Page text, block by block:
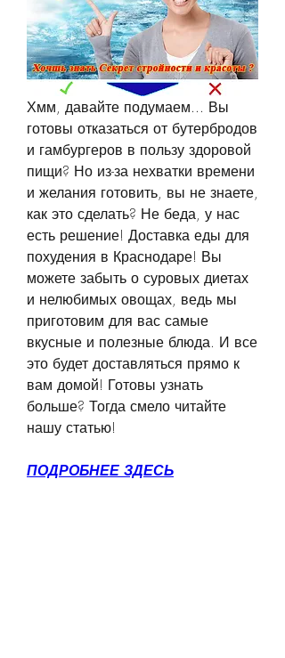
Хмм, давайте подумаем... Вы
готовы отказаться от бутербродов
и гамбургеров в пользу здоровой
пищи? Но из-за нехватки времени
и желания готовить, вы не знаете,
как это сделать? Не беда, у нас
есть решение! Доставка еды для
похудения в Краснодаре! Вы
можете забыть о суровых диетах
и нелюбимых овощах, ведь мы
приготовим для вас самые
вкусные и полезные блюда. И все
это будет доставляться прямо к
вам домой! Готовы узнать
больше? Тогда смело читайте
нашу статью!
ПОДРОБНЕЕ ЗДЕСЬ